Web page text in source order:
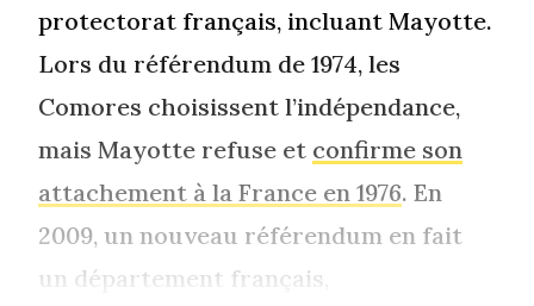
protectorat français, incluant Mayotte.
Lors du référendum de 1974, les
Comores choisissent l’indépendance,
mais Mayotte refuse et confirme son
attachement à la France en 1976. En
2009, un nouveau référendum en fait
un département français,